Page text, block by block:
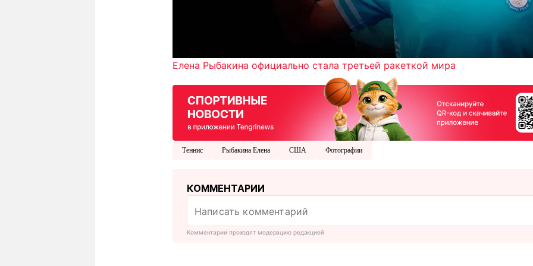
Елена Рыбакина официально стала третьей ракеткой мира
Теннис Рыбакина Елена США Фотографии
КОММЕНТАРИИ
Комментарии проходят модерацию редакцией